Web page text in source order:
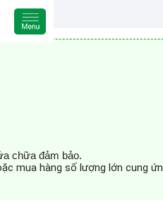
chữa đảm bảo.
mua hàng số lượng lớn cung